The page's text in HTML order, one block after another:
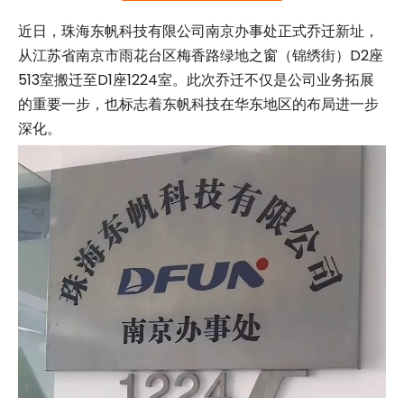
["wechat"]
近日，珠海东帆科技有限公司南京办事处正式乔迁新址，
从江苏省南京市雨花台区梅香路绿地之窗（锦绣街）D2座
513室搬迁至D1座1224室。此次乔迁不仅是公司业务拓展
的重要一步，也标志着东帆科技在华东地区的布局进一步
深化。